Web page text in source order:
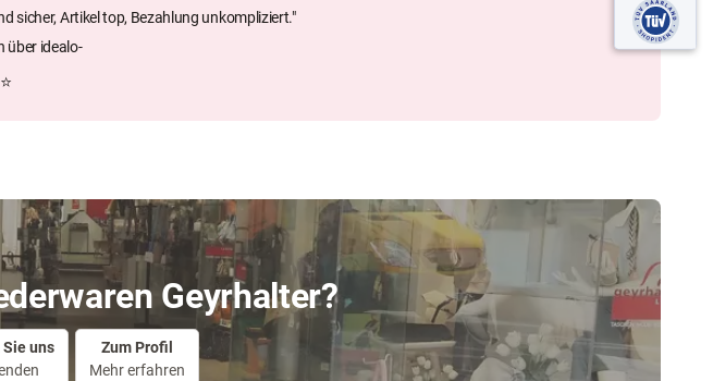
sicher, Artikel top, Bezahlung unkompliziert."
über idealo-
Geyrhalter?
uns
Zum Profil
Mehr erfahren